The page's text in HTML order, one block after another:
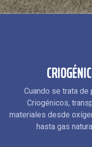
Cuando se trata de
Criogénicos,
materiales desde
hasta gas